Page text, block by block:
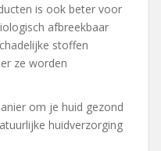
is ook beter voor
afbreekbaar
stoffen
ze worden
om je huid gezond
huidverzorging